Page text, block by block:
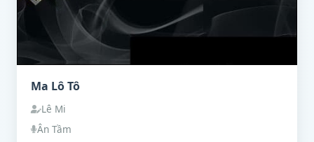
Ma Lô Tô
Lê Mi
Ân Tầm